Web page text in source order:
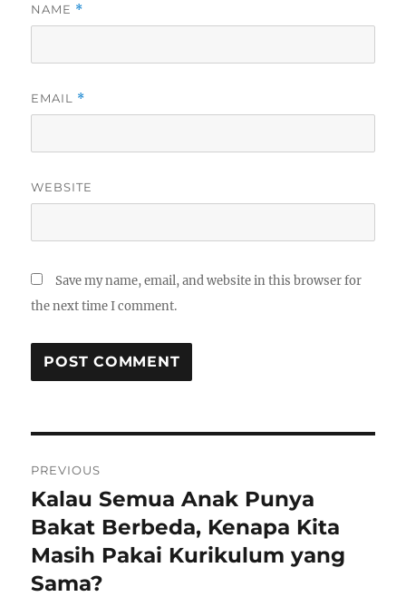
NAME *
EMAIL *
WEBSITE
Save my name, email, and website in this browser for
the next time I comment.
navigation
PREVIOUS
Previous
post:
Kalau Semua Anak Punya
Bakat Berbeda, Kenapa Kita
Masih Pakai Kurikulum yang
Sama?